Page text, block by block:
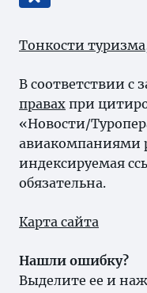
Тонкости туризма
В соответствии с
правах при
«Новости/
авиакомпаниями
индексируемая
обязательна.
Карта сайта
Нашли ошибку?
Выделите ее и